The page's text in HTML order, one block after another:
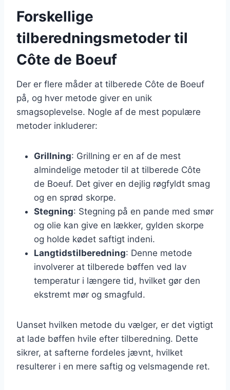
Forskellige
tilberedningsmetoder til
Côte de Boeuf
Der er flere måder at tilberede Côte de Boeuf
på, og hver metode giver en unik
smagsoplevelse. Nogle af de mest populære
metoder inkluderer:
Grillning: Grillning er en af de mest
almindelige metoder til at tilberede Côte
de Boeuf. Det giver en dejlig røgfyldt smag
og en sprød skorpe.
Stegning: Stegning på en pande med smør
og olie kan give en lækker, gylden skorpe
og holde kødet saftigt indeni.
Langtidstilberedning: Denne metode
involverer at tilberede bøffen ved lav
temperatur i længere tid, hvilket gør den
ekstremt mør og smagfuld.
Uanset hvilken metode du vælger, er det vigtigt
at lade bøffen hvile efter tilberedning. Dette
sikrer, at safterne fordeles jævnt, hvilket
resulterer i en mere saftig og velsmagende ret.